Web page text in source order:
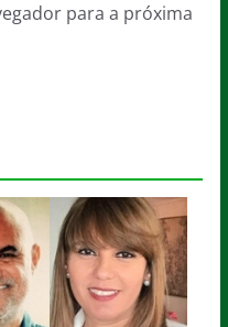
para a próxima